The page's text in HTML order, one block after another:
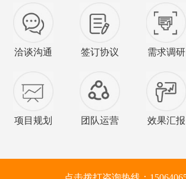
洽谈沟通 签订协议 需求调研
项目规划 团队运营 效果汇报